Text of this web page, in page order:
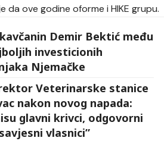
da ove godine oforme i HIKE grupu.
Demir Bektić među
investicionih
Njemačke
Veterinarske stanice
nakon novog napada:
glavni krivci, odgovorni
vlasnici”